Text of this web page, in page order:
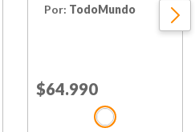
Por: TodoMundo
Price reduced from
$64.990